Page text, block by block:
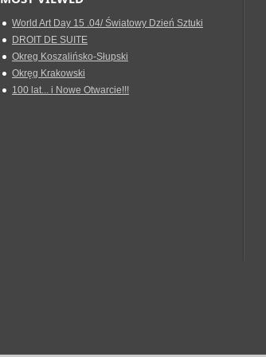
World Art Day 15 .04/ Światowy Dzień Sztuki
DROIT DE SUITE
Okreg Koszalińsko-Słupski
Okręg Krakowski
100 lat... i Nowe Otwarcie!!!